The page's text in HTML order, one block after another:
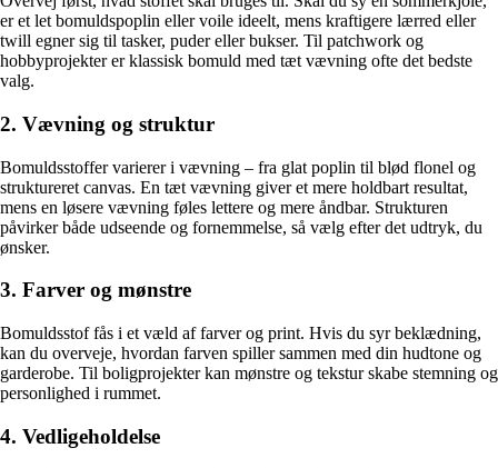
er et let bomuldspoplin eller voile ideelt, mens kraftigere lærred eller
twill egner sig til tasker, puder eller bukser. Til patchwork og
hobbyprojekter er klassisk bomuld med tæt vævning ofte det bedste
valg.
2. Vævning og struktur
Bomuldsstoffer varierer i vævning – fra glat poplin til blød flonel og
struktureret canvas. En tæt vævning giver et mere holdbart resultat,
mens en løsere vævning føles lettere og mere åndbar. Strukturen
påvirker både udseende og fornemmelse, så vælg efter det udtryk, du
ønsker.
3. Farver og mønstre
Bomuldsstof fås i et væld af farver og print. Hvis du syr beklædning,
kan du overveje, hvordan farven spiller sammen med din hudtone og
garderobe. Til boligprojekter kan mønstre og tekstur skabe stemning og
personlighed i rummet.
4. Vedligeholdelse